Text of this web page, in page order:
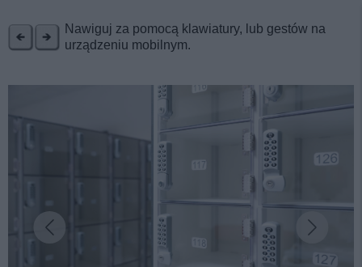
Nawiguj za pomocą klawiatury, lub gestów na
urządzeniu mobilnym.